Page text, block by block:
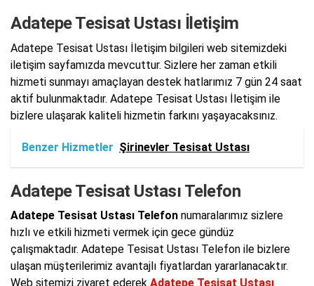
Adatepe Tesisat Ustası İletişim
Adatepe Tesisat Ustası İletişim bilgileri web sitemizdeki
iletişim sayfamızda mevcuttur. Sizlere her zaman etkili
hizmeti sunmayı amaçlayan destek hatlarımız 7 gün 24 saat
aktif bulunmaktadır. Adatepe Tesisat Ustası İletişim ile
bizlere ulaşarak kaliteli hizmetin farkını yaşayacaksınız.
Benzer Hizmetler Şirinevler Tesisat Ustası
Adatepe Tesisat Ustası Telefon
Adatepe Tesisat Ustası Telefon numaralarımız sizlere
hızlı ve etkili hizmeti vermek için gece gündüz
çalışmaktadır. Adatepe Tesisat Ustası Telefon ile bizlere
ulaşan müşterilerimiz avantajlı fiyatlardan yararlanacaktır.
Web sitemizi ziyaret ederek Adatepe Tesisat Ustası